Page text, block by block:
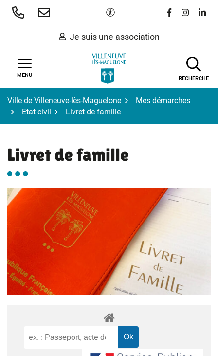
Aller
Paramètres d'accessibilité
Lien vers le
Lien vers
Lien
Je suis une association
MENU
RECHERCHE
Ville de Villeneuve-lès-Maguelone
Mes démarches
Etat civil
Livret de famille
Livret de famille